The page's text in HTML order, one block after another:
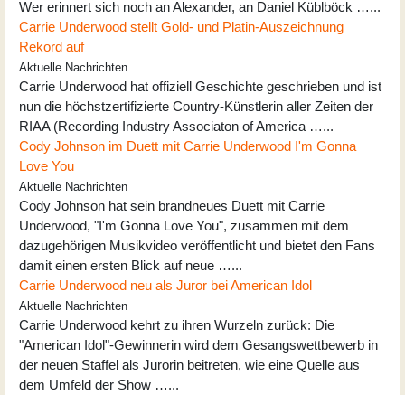
Wer erinnert sich noch an Alexander, an Daniel Küblböck …...
Carrie Underwood stellt Gold- und Platin-Auszeichnung
Rekord auf
Aktuelle Nachrichten
Carrie Underwood hat offiziell Geschichte geschrieben und ist
nun die höchstzertifizierte Country-Künstlerin aller Zeiten der
RIAA (Recording Industry Associaton of America …...
Cody Johnson im Duett mit Carrie Underwood I'm Gonna
Love You
Aktuelle Nachrichten
Cody Johnson hat sein brandneues Duett mit Carrie
Underwood, "I'm Gonna Love You", zusammen mit dem
dazugehörigen Musikvideo veröffentlicht und bietet den Fans
damit einen ersten Blick auf neue …...
Carrie Underwood neu als Juror bei American Idol
Aktuelle Nachrichten
Carrie Underwood kehrt zu ihren Wurzeln zurück: Die
"American Idol"-Gewinnerin wird dem Gesangswettbewerb in
der neuen Staffel als Jurorin beitreten, wie eine Quelle aus
dem Umfeld der Show …...